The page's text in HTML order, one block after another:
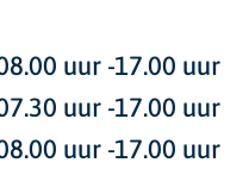
uur -17.00 uur
uur -17.00 uur
uur -17.00 uur